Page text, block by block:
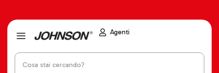
Agenti